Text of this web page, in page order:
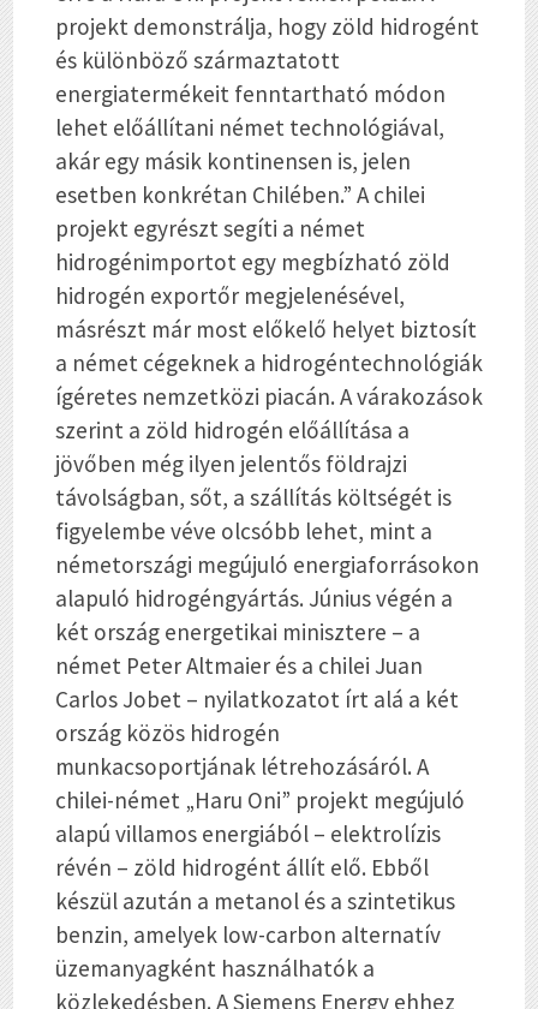
projekt demonstrálja, hogy zöld hidrogént
és különböző származtatott
energiatermékeit fenntartható módon
lehet előállítani német technológiával,
akár egy másik kontinensen is, jelen
esetben konkrétan Chilében.” A chilei
projekt egyrészt segíti a német
hidrogénimportot egy megbízható zöld
hidrogén exportőr megjelenésével,
másrészt már most előkelő helyet biztosít
a német cégeknek a hidrogéntechnológiák
ígéretes nemzetközi piacán. A várakozások
szerint a zöld hidrogén előállítása a
jövőben még ilyen jelentős földrajzi
távolságban, sőt, a szállítás költségét is
figyelembe véve olcsóbb lehet, mint a
németországi megújuló energiaforrásokon
alapuló hidrogéngyártás. Június végén a
két ország energetikai minisztere – a
német Peter Altmaier és a chilei Juan
Carlos Jobet – nyilatkozatot írt alá a két
ország közös hidrogén
munkacsoportjának létrehozásáról. A
chilei-német „Haru Oni” projekt megújuló
alapú villamos energiából – elektrolízis
révén – zöld hidrogént állít elő. Ebből
készül azután a metanol és a szintetikus
benzin, amelyek low-carbon alternatív
üzemanyagként használhatók a
közlekedésben. A Siemens Energy ehhez